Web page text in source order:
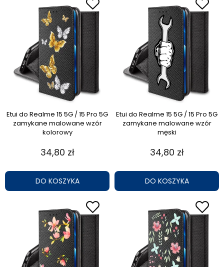
Etui do Realme 15 5G / 15 Pro 5G
zamykane malowane wzór
kolorowy
34,80 zł
DO KOSZYKA
Etui do Realme 15 5G / 15 Pro 5G
zamykane malowane wzór
męski
34,80 zł
DO KOSZYKA